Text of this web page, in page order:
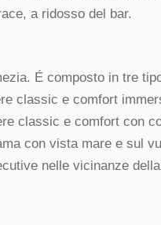
a ridosso del bar.
É composto in tre
classic e comfort
classic e comfort con
con vista mare e sul
nelle vicinanze